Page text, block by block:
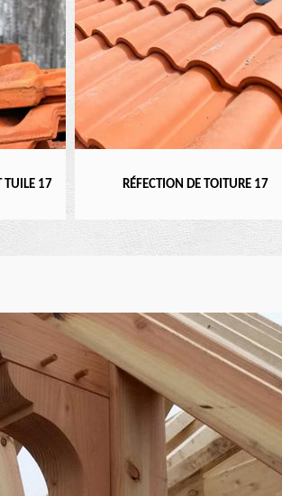
TUILE 17 RÉFECTION DE TOITURE 17